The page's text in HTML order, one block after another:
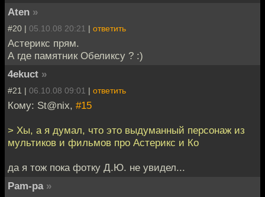
Aten »
#20 | 05.10.08 20:21 | ответить
Астерикс прям.
А где памятник Обеликсу ? :)
4ekuct »
#21 | 06.10.08 09:01 | ответить
Кому: St@nix, #15
> Хы, а я думал, что это выдуманный персонаж из
мультиков и фильмов про Астерикс и Ко
да я тож пока фотку Д.Ю. не увидел...
Pam-pa »